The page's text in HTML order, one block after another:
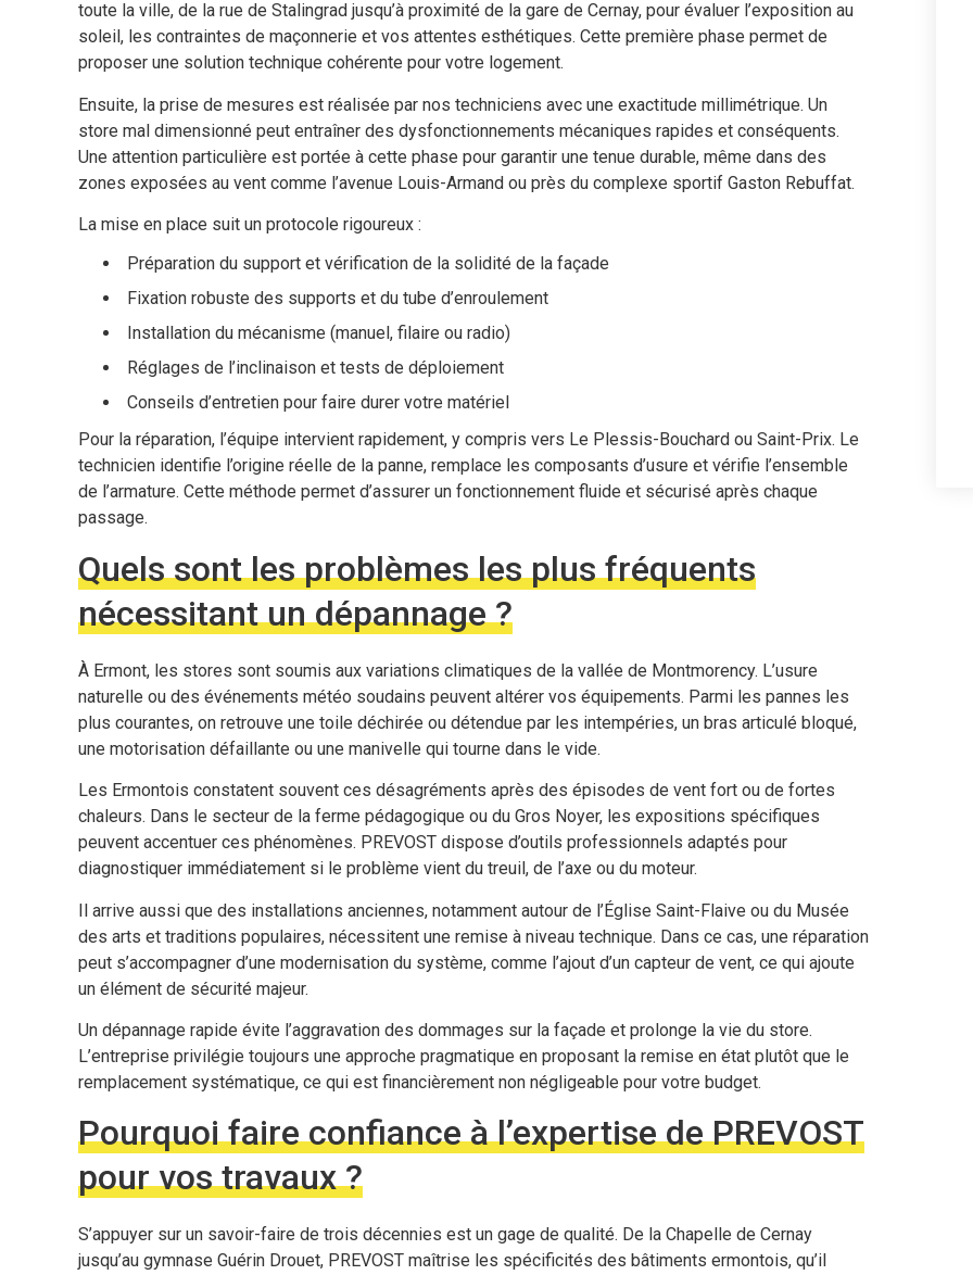
toute la ville, de la rue de Stalingrad jusqu’à proximité de la gare de Cernay, pour évaluer l’exposition au
soleil, les contraintes de maçonnerie et vos attentes esthétiques. Cette première phase permet de
proposer une solution technique cohérente pour votre logement.
Ensuite, la prise de mesures est réalisée par nos techniciens avec une exactitude millimétrique. Un
store mal dimensionné peut entraîner des dysfonctionnements mécaniques rapides et conséquents.
Une attention particulière est portée à cette phase pour garantir une tenue durable, même dans des
zones exposées au vent comme l’avenue Louis-Armand ou près du complexe sportif Gaston Rebuffat.
La mise en place suit un protocole rigoureux :
Préparation du support et vérification de la solidité de la façade
Fixation robuste des supports et du tube d’enroulement
Installation du mécanisme (manuel, filaire ou radio)
Réglages de l’inclinaison et tests de déploiement
Conseils d’entretien pour faire durer votre matériel
Pour la réparation, l’équipe intervient rapidement, y compris vers Le Plessis-Bouchard ou Saint-Prix. Le
technicien identifie l’origine réelle de la panne, remplace les composants d’usure et vérifie l’ensemble
de l’armature. Cette méthode permet d’assurer un fonctionnement fluide et sécurisé après chaque
passage.
Quels sont les problèmes les plus fréquents
nécessitant un dépannage ?
À Ermont, les stores sont soumis aux variations climatiques de la vallée de Montmorency. L’usure
naturelle ou des événements météo soudains peuvent altérer vos équipements. Parmi les pannes les
plus courantes, on retrouve une toile déchirée ou détendue par les intempéries, un bras articulé bloqué,
une motorisation défaillante ou une manivelle qui tourne dans le vide.
Les Ermontois constatent souvent ces désagréments après des épisodes de vent fort ou de fortes
chaleurs. Dans le secteur de la ferme pédagogique ou du Gros Noyer, les expositions spécifiques
peuvent accentuer ces phénomènes. PREVOST dispose d’outils professionnels adaptés pour
diagnostiquer immédiatement si le problème vient du treuil, de l’axe ou du moteur.
Il arrive aussi que des installations anciennes, notamment autour de l’Église Saint-Flaive ou du Musée
des arts et traditions populaires, nécessitent une remise à niveau technique. Dans ce cas, une réparation
peut s’accompagner d’une modernisation du système, comme l’ajout d’un capteur de vent, ce qui ajoute
un élément de sécurité majeur.
Un dépannage rapide évite l’aggravation des dommages sur la façade et prolonge la vie du store.
L’entreprise privilégie toujours une approche pragmatique en proposant la remise en état plutôt que le
remplacement systématique, ce qui est financièrement non négligeable pour votre budget.
Pourquoi faire confiance à l’expertise de PREVOST
pour vos travaux ?
S’appuyer sur un savoir-faire de trois décennies est un gage de qualité. De la Chapelle de Cernay
jusqu’au gymnase Guérin Drouet, PREVOST maîtrise les spécificités des bâtiments ermontois, qu’il